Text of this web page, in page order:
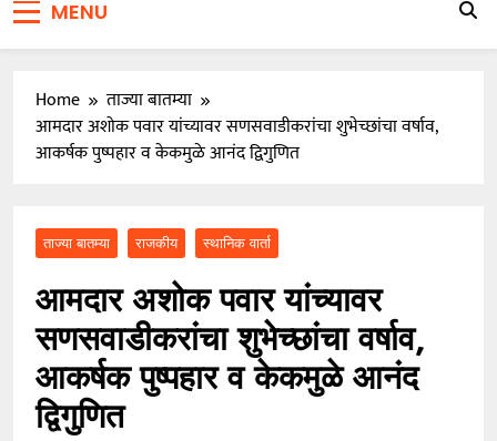
जाळ्यात
वारकरी संप्रदायातील ज्येष्ठ भाविक लक्ष्मण भाऊसाहेब भुजबळ
MENU
Home
ताज्या बातम्या
आमदार अशोक पवार यांच्यावर सणसवाडीकरांचा शुभेच्छांचा वर्षाव,
आकर्षक पुष्पहार व केकमुळे आनंद द्विगुणित
ताज्या बातम्या राजकीय स्थानिक वार्ता
आमदार अशोक पवार यांच्यावर
सणसवाडीकरांचा शुभेच्छांचा वर्षाव,
आकर्षक पुष्पहार व केकमुळे आनंद
द्विगुणित